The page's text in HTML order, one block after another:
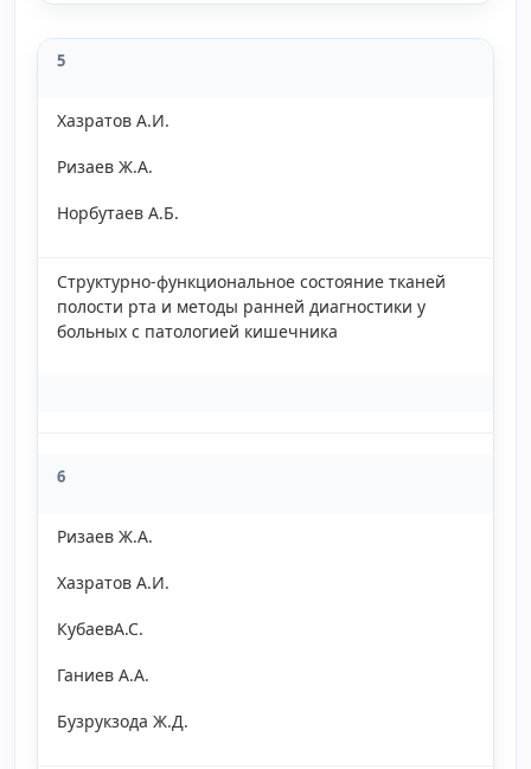
5
Хазратов А.И.
Ризаев Ж.А.
Норбутаев А.Б.
Структурно-функциональное состояние тканей
полости рта и методы ранней диагностики у
больных с патологией кишечника
6
Ризаев Ж.А.
Хазратов А.И.
КубаевА.С.
Ганиев А.А.
Бузрукзода Ж.Д.